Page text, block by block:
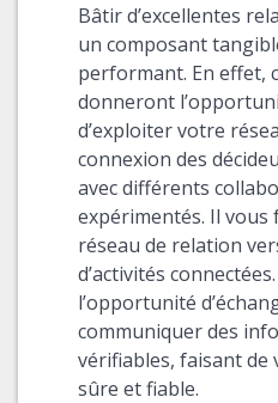
Bâtir d’excellentes
un composant
performant. En effet,
donneront
d’exploiter votre
connexion des
avec différents
expérimentés. Il
réseau de relation
d’activités
l’opportunité
communiquer des
vérifiables, faisant de
sûre et fiable.